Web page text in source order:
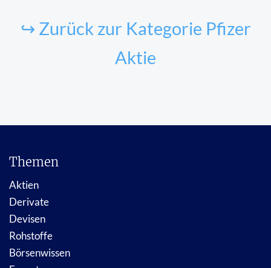
↪ Zurück zur Kategorie Pfizer
Aktie
Themen
Aktien
Derivate
Devisen
Rohstoffe
Börsenwissen